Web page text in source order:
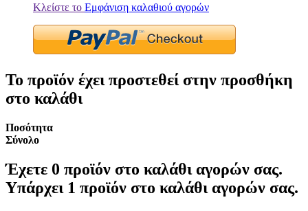
Κλείστε το Εμφάνιση καλαθιού αγορών
Το προϊόν έχει προστεθεί στην προσθήκη
στο καλάθι
Ποσότητα
Σύνολο
Έχετε 0 προϊόν στο καλάθι αγορών σας.
Υπάρχει 1 προϊόν στο καλάθι αγορών σας.